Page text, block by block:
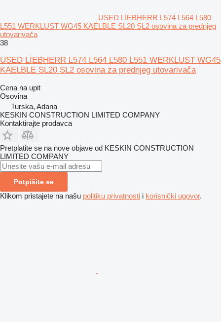
USED LİEBHERR L574 L564 L580
L551 WERKLUST WG45 KAELBLE SL20 SL2 osovina za prednjeg
utovarivača
38
USED LİEBHERR L574 L564 L580 L551 WERKLUST WG45
KAELBLE SL20 SL2 osovina za prednjeg utovarivača
Cena na upit
Osovina
Turska, Adana
KESKIN CONSTRUCTION LIMITED COMPANY
Kontaktirajte prodavca
Pretplatite se na nove objave od KESKIN CONSTRUCTION
LIMITED COMPANY
Potpišite se
Klikom pristajete na našu politiku privatnosti i korisnički ugovor.